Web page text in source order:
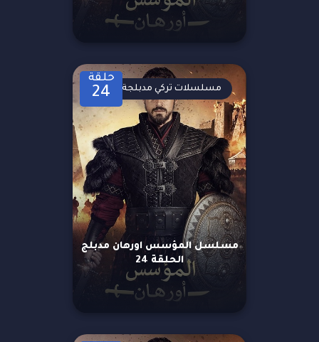
حلقة
24
مسلسل المؤسس اورهان مدبلج
الحلقة 24
مسلسلات تركي مدبلجة